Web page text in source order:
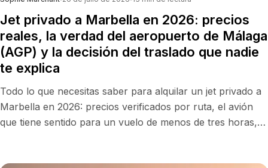
Jet privado a Marbella en 2026: precios
reales, la verdad del aeropuerto de Málaga
(AGP) y la decisión del traslado que nadie
te explica
Todo lo que necesitas saber para alquilar un jet privado a
Marbella en 2026: precios verificados por ruta, el avión
que tiene sentido para un vuelo de menos de tres horas, la